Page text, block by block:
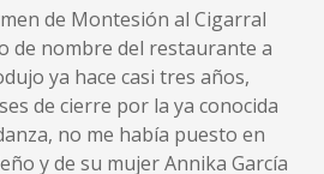
de Montesión al Cigarral
de nombre del restaurante a
ya hace casi tres años,
de cierre por la ya conocida
no me había puesto en
y de su mujer Annika García